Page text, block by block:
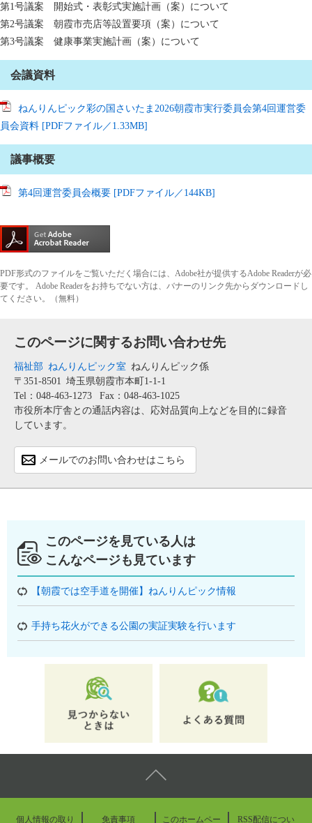
第1号議案 開始式・表彰式実施計画（案）について
​第2号議案 朝霞市売店等設置要項（案）について
第3号議案 健康事業実施計画（案）について
会議資料
ねんりんピック彩の国さいたま2026朝霞市実行委員会第4回運営委
員会資料 [PDFファイル／1.33MB]
議事概要
第4回運営委員会概要 [PDFファイル／144KB]
PDF形式のファイルをご覧いただく場合には、Adobe社が提供するAdobe Readerが必
要です。
Adobe Readerをお持ちでない方は、バナーのリンク先からダウンロードし
てください。（無料）
このページに関するお問い合わせ先
福祉部 ねんりんピック室 ねんりんピック係
〒351-8501 埼玉県朝霞市本町1-1-1
Tel：048-463-1273
Fax：048-463-1025
市役所本庁舎との通話内容は、応対品質向上などを目的に録音
しています。
メールでのお問い合わせはこちら
このページを見ている人は
こんなページも見ています
【朝霞では空手道を開催】ねんりんピック情報
手持ち花火ができる公園の実証実験を行います
個人情報の取り 免責事項 このホームペー RSS配信につい